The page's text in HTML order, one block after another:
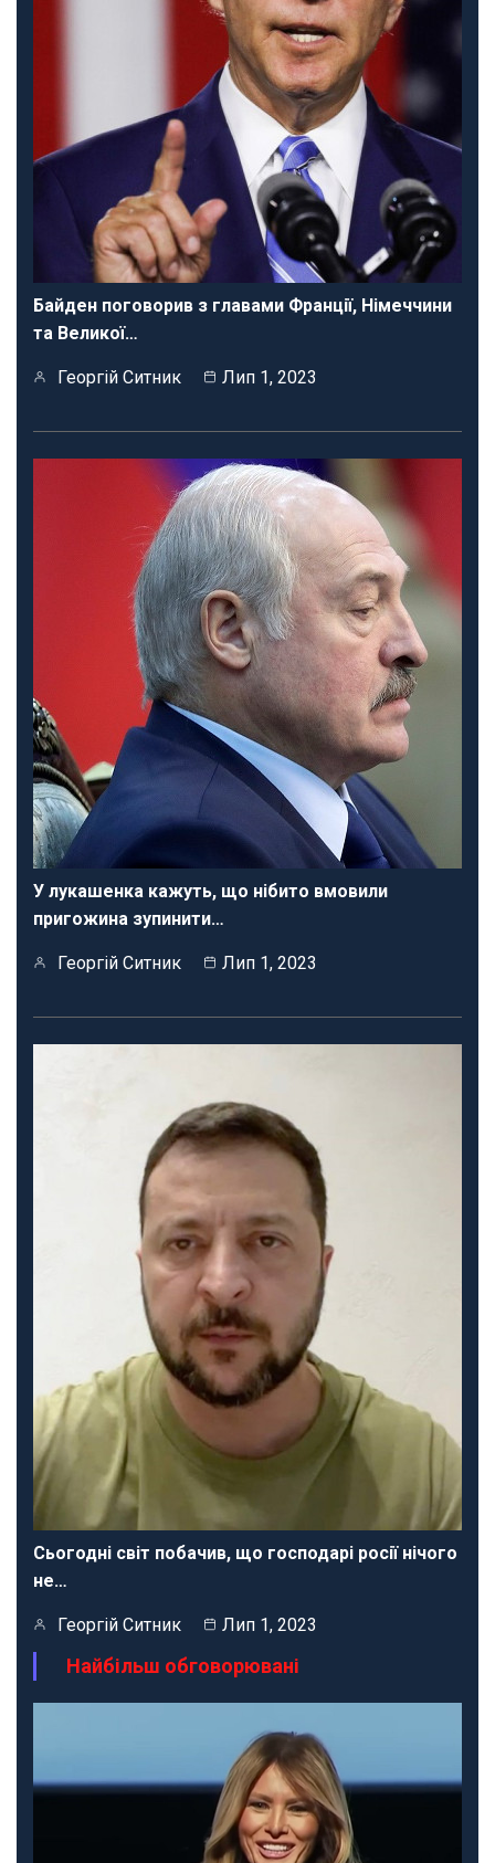
Байден поговорив з главами Франції, Німеччини
та Великої…
Георгій Ситник Лип 1, 2023
У лукашенка кажуть, що нібито вмовили
пригожина зупинити…
Георгій Ситник Лип 1, 2023
Сьогодні світ побачив, що господарі росії нічого
не…
Георгій Ситник Лип 1, 2023
Найбільш обговорювані